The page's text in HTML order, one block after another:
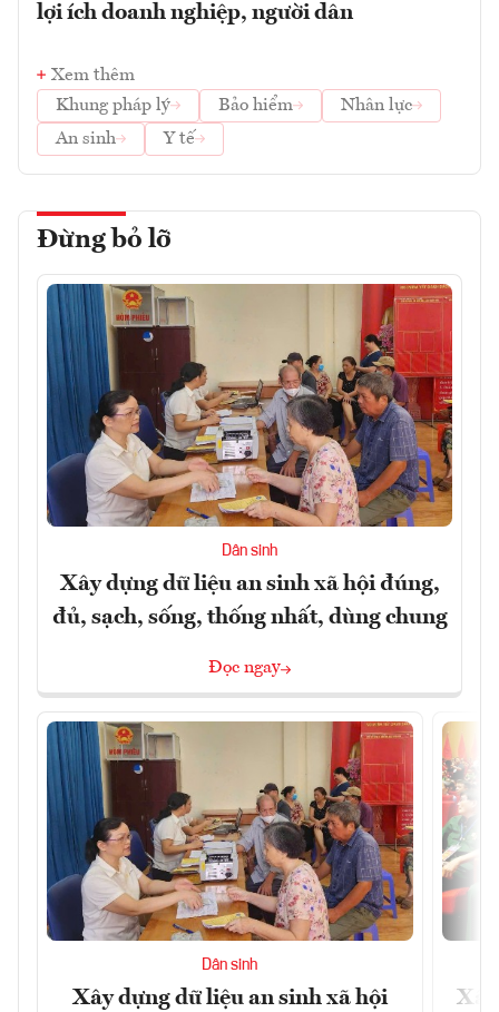
lợi ích doanh nghiệp, người dân
Xem thêm
Khung pháp lý
Bảo hiểm
Nhân lực
An sinh
Y tế
Đừng bỏ lỡ
Dân sinh
Xây dựng dữ liệu an sinh xã hội đúng,
đủ, sạch, sống, thống nhất, dùng chung
Đọc ngay
Dân sinh
Xây dựng dữ liệu an sinh xã hội